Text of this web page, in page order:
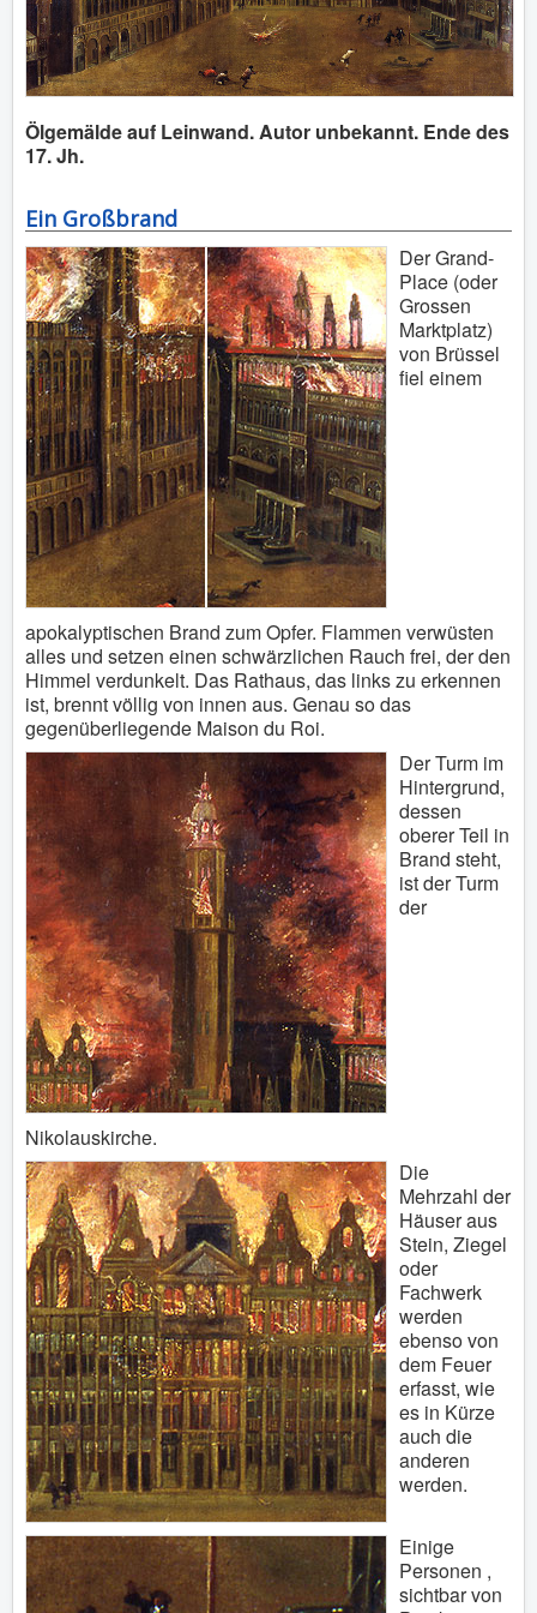
Ölgemälde auf Leinwand. Autor unbekannt. Ende des
17. Jh.
Ein Großbrand
Der Grand-
Place (oder
Grossen
Marktplatz)
von Brüssel
fiel einem
apokalyptischen Brand zum Opfer. Flammen verwüsten
alles und setzen einen schwärzlichen Rauch frei, der den
Himmel verdunkelt. Das Rathaus, das links zu erkennen
ist, brennt völlig von innen aus. Genau so das
gegenüberliegende Maison du Roi.
Der Turm im
Hintergrund,
dessen
oberer Teil in
Brand steht,
ist der Turm
der
Nikolauskirche.
Die
Mehrzahl der
Häuser aus
Stein, Ziegel
oder
Fachwerk
werden
ebenso von
dem Feuer
erfasst, wie
es in Kürze
auch die
anderen
werden.
Einige
Personen ,
sichtbar von